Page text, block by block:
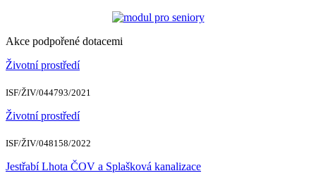
Akce podpořené dotacemi
Životní prostředí
ISF/ŽIV/044793/2021
Životní prostředí
ISF/ŽIV/048158/2022
Jestřabí Lhota ČOV a Splašková kanalizace